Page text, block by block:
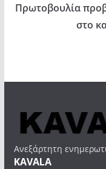
Πρωτοβουλία
στο
Ανεξάρτητη
KAVALA